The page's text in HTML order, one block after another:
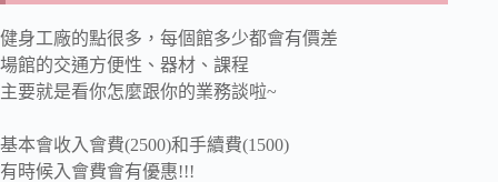
健身工廠的點很多，每個館多少都會有價差
場館的交通方便性、器材、課程
主要就是看你怎麼跟你的業務談啦~
基本會收入會費(2500)和手續費(1500)
有時候入會費會有優惠!!!